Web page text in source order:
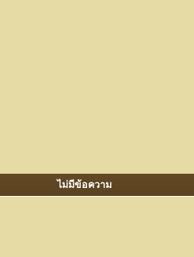
ไม่มีข้อความ